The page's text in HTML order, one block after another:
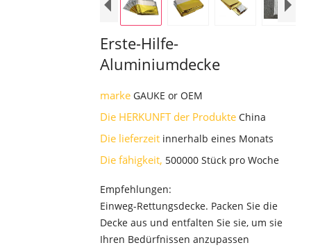
Erste-Hilfe-
Aluminiumdecke
marke GAUKE or OEM
Die HERKUNFT der Produkte China
Die lieferzeit innerhalb eines Monats
Die fähigkeit, 500000 Stück pro Woche
Empfehlungen:
Einweg-Rettungsdecke. Packen Sie die
Decke aus und entfalten Sie sie, um sie
Ihren Bedürfnissen anzupassen